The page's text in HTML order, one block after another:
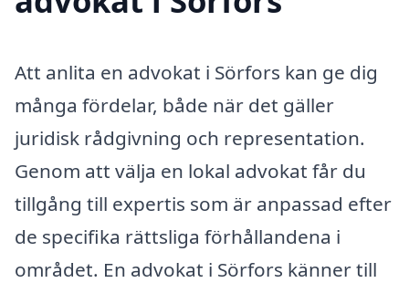
Att anlita en advokat i Sörfors kan ge dig
många fördelar, både när det gäller
juridisk rådgivning och representation.
Genom att välja en lokal advokat får du
tillgång till expertis som är anpassad efter
de specifika rättsliga förhållandena i
området. En advokat i Sörfors känner till